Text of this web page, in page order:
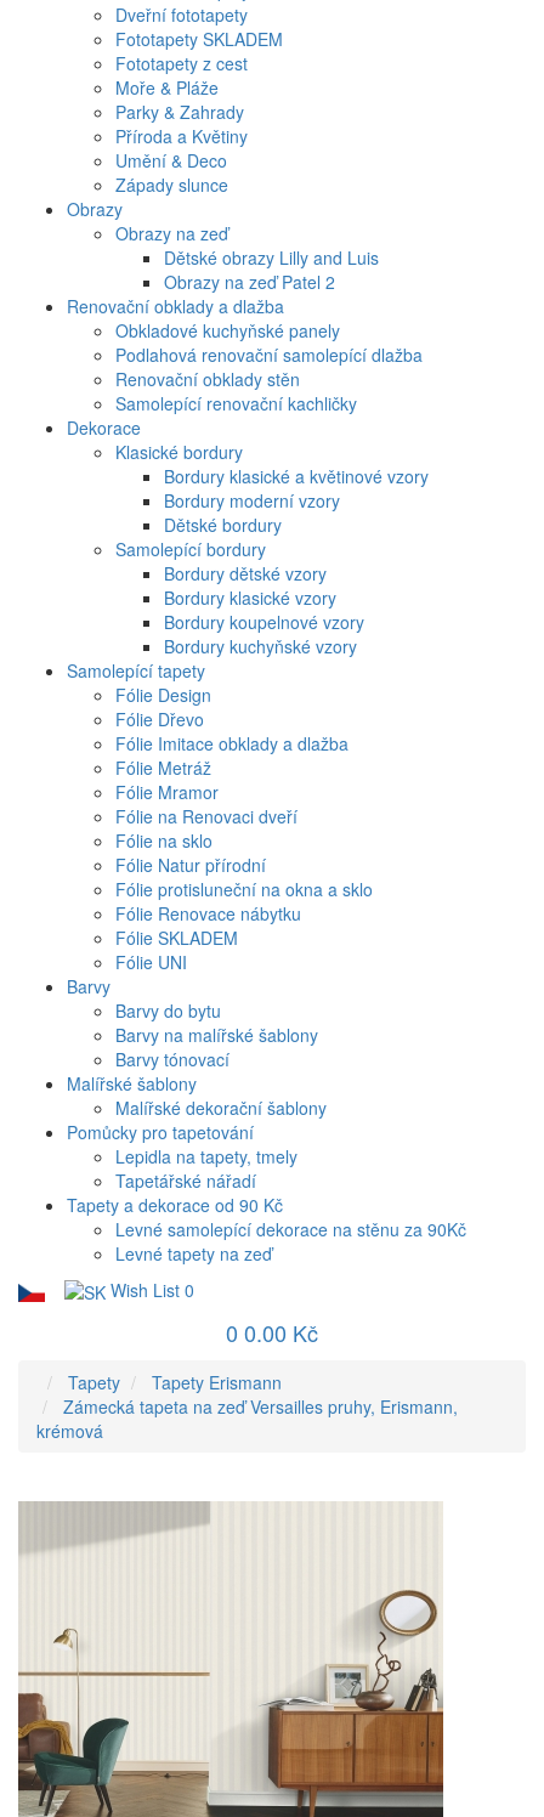
Dveřní fototapety
Fototapety SKLADEM
Fototapety z cest
Moře & Pláže
Parky & Zahrady
Příroda a Květiny
Umění & Deco
Západy slunce
Obrazy
Obrazy na zeď
Dětské obrazy Lilly and Luis
Obrazy na zeď Patel 2
Renovační obklady a dlažba
Obkladové kuchyňské panely
Podlahová renovační samolepící dlažba
Renovační obklady stěn
Samolepící renovační kachličky
Dekorace
Klasické bordury
Bordury klasické a květinové vzory
Bordury moderní vzory
Dětské bordury
Samolepící bordury
Bordury dětské vzory
Bordury klasické vzory
Bordury koupelnové vzory
Bordury kuchyňské vzory
Samolepící tapety
Fólie Design
Fólie Dřevo
Fólie Imitace obklady a dlažba
Fólie Metráž
Fólie Mramor
Fólie na Renovaci dveří
Fólie na sklo
Fólie Natur přírodní
Fólie protisluneční na okna a sklo
Fólie Renovace nábytku
Fólie SKLADEM
Fólie UNI
Barvy
Barvy do bytu
Barvy na malířské šablony
Barvy tónovací
Malířské šablony
Malířské dekorační šablony
Pomůcky pro tapetování
Lepidla na tapety, tmely
Tapetářské nářadí
Tapety a dekorace od 90 Kč
Levné samolepící dekorace na stěnu za 90Kč
Levné tapety na zeď
Wish List 0
0 0.00 Kč
Tapety
Tapety Erismann
Zámecká tapeta na zeď Versailles pruhy, Erismann,
krémová